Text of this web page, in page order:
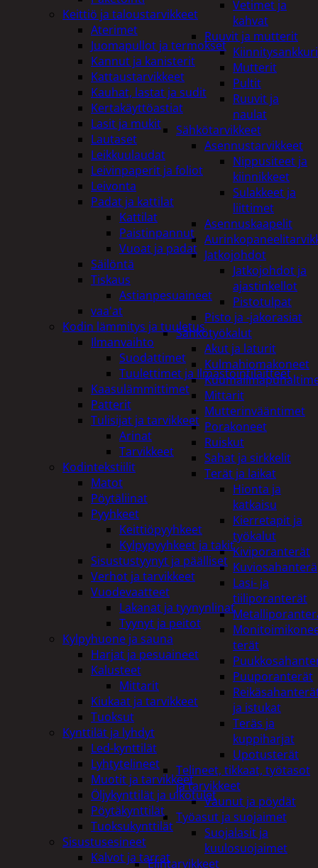
Vetimet ja
kahvat
Ruuvit ja mutterit
Mutterit
Pultit
Ruuvit ja
naulat
Sähkötarvikkeet
Asennustarvikkeet
Nippusiteet ja
kiinnikkeet
Sulakkeet ja
liittimet
Asennuskaapelit
Jatkojohdot
Jatkojohdot ja
ajastinkellot
Pistotulpat
Pisto ja -jakorasiat
Sähkötyökalut
Akut ja laturit
Kulmahiomakoneet
Mittarit
Mutterinvääntimet
Porakoneet
Ruiskut
Sahat ja sirkkelit
Terät ja laikat
Hionta ja
katkaisu
Kierretapit ja
työkalut
Kiviporanterät
Kuviosahanterä
Lasi- ja
tiiliporanterät
terät
Puuporanterät
ja istukat
Teräs ja
kuppiharjat
Upotusterät
Telineet, tikkaat, työtasot
ja tarvikkeet
Vaunut ja pöydät
Työasut ja suojaimet
Suojalasit ja
kuulosuojaimet
Elintarvikkeet
Keittiö ja taloustarvikkeet
Aterimet
Juomapullot ja termokset
Kannut ja kanisterit
Kattaustarvikkeet
Kauhat, lastat ja sudit
Kertakäyttöastiat
Lasit ja mukit
Lautaset
Leikkuulaudat
Leivinpaperit ja foliot
Leivonta
Padat ja kattilat
Kattilat
Paistinpannut
Vuoat ja padat
Säilöntä
Tiskaus
Astianpesuaineet
vaa'at
Kodin lämmitys ja tuuletus
Ilmanvaihto
Suodattimet
Tuulettimet ja Ilmastointilaitteet
Kaasulämmittimet
Patterit
Tulisijat ja tarvikkeet
Arinat
Tarvikkeet
Kodintekstiilit
Matot
Pöytäliinat
Pyyhkeet
Keittiöpyyhkeet
Kylpypyyhkeet ja takit
Sisustustyynyt ja päälliset
Verhot ja tarvikkeet
Vuodevaatteet
Lakanat ja tyynynlinat
Tyynyt ja peitot
Kylpyhuone ja sauna
Harjat ja pesuaineet
Kalusteet
Mittarit
Kiukaat ja tarvikkeet
Tuoksut
Kynttilät ja lyhdyt
Led-kynttilät
Lyhtytelineet
Muotit ja tarvikkeet
Öljykynttilät ja ulkotulet
Pöytäkynttilät
Tuoksukynttilät
Sisustusesineet
Kalvot ja tarrat